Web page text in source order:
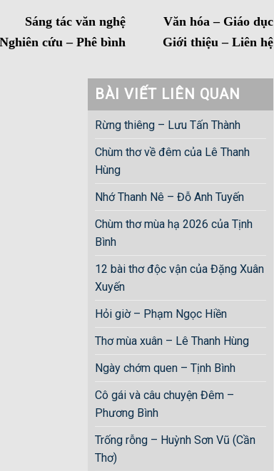
Sáng tác văn nghệ
Văn hóa – Giáo dục
Nghiên cứu – Phê bình
Giới thiệu – Liên hệ
BÀI VIẾT LIÊN QUAN
Rừng thiêng – Lưu Tấn Thành
Chùm thơ về đêm của Lê Thanh
Hùng
Nhớ Thanh Nê – Đỗ Anh Tuyến
Chùm thơ mùa hạ 2026 của Tịnh
Bình
12 bài thơ độc vận của Đặng Xuân
Xuyến
Hỏi giờ – Phạm Ngọc Hiền
Thơ mùa xuân – Lê Thanh Hùng
Ngày chớm quen – Tịnh Bình
Cô gái và câu chuyện Đêm –
Phương Bình
Trống rỗng – Huỳnh Sơn Vũ (Cần
Thơ)